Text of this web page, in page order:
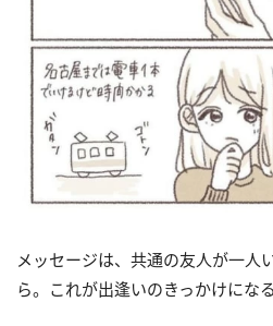
メッセージは、共通の友人が一人
ら。これが出逢いのきっかけにな